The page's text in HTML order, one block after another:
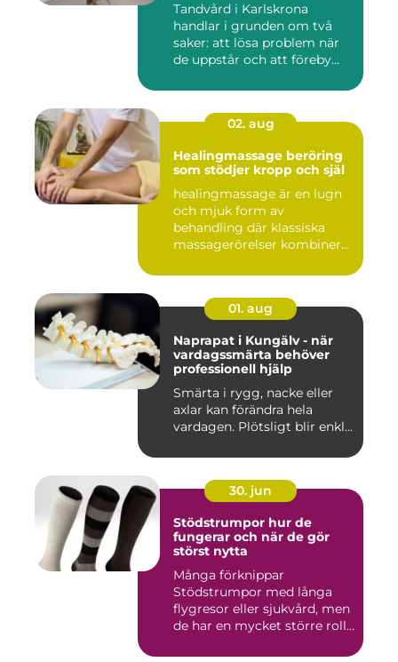
Tandvård i Karlskrona
handlar i grunden om två
saker: att lösa problem när
de uppstår och att föreby...
02. aug
Healingmassage beröring
som stödjer kropp och själ
healingmassage är en lugn
och mjuk form av
behandling där klassiska
massagerörelser kombineras
01. aug
Naprapat i Kungälv - när
vardagssmärta behöver
professionell hjälp
Smärta i rygg, nacke eller
axlar kan förändra hela
vardagen. Plötsligt blir enkl...
30. jun
Stödstrumpor hur de
fungerar och när de gör
störst nytta
Många förknippar
Stödstrumpor med långa
flygresor eller sjukvård, men
de har en mycket större roll